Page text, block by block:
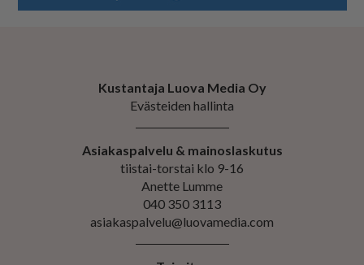
Kustantaja Luova Media Oy
Evästeiden hallinta
Asiakaspalvelu & mainoslaskutus
tiistai-torstai klo 9-16
Anette Lumme
040 350 3113
asiakaspalvelu@luovamedia.com